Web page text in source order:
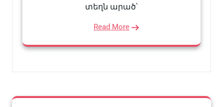
տեղն արած՝
Read More